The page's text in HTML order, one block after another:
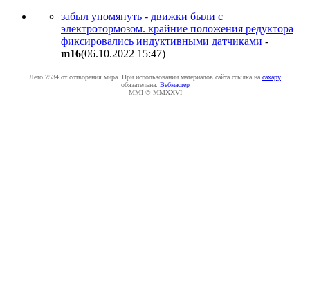
забыл упомянуть - движки были с
электротормозом. крайние положения редуктора
фиксировались индуктивными датчиками -
m16(06.10.2022 15:47)
Лето 7534 от сотворения мира. При использовании материалов сайта ссылка на caxapу
обязательна. Вебмастер
MMI © MMXXVI